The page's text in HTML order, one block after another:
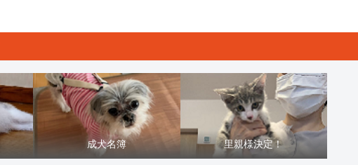
成犬名簿 里親様決定！